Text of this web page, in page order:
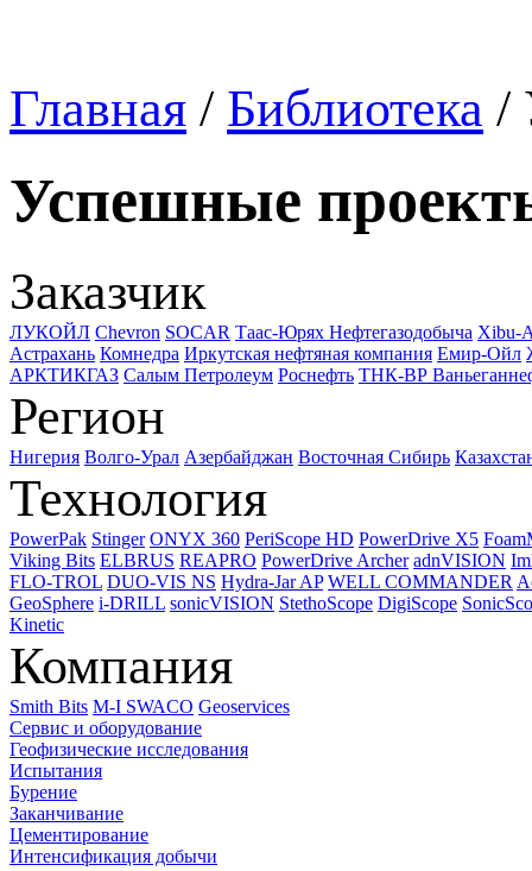
Главная / Библиотека /
Успешные
Заказчик
ЛУКОЙЛ Chevron SOCAR Таас-Юрях Нефтегазодобыча Xibu-
Астрахань Комнедра Иркутская нефтяная компания Емир-Ойл
АРКТИКГАЗ Салым Петролеум Роснефть ТНК-ВР
Регион
Нигерия Волго-Урал Азербайджан Восточная Сибирь
Технология
PowerPak Stinger ONYX 360 PeriScope HD PowerDrive X5
Viking Bits ELBRUS REAPRO PowerDrive Archer adnVISION
FLO-TROL DUO-VIS NS Hydra-Jar AP WELL COMMANDER
GeoSphere i-DRILL sonicVISION StethoScope DigiScope
Kinetic
Компания
Smith Bits M-I SWACO Geoservices
Сервис и оборудование
Геофизические исследования
Испытания
Бурение
Заканчивание
Цементирование
Интенсификация добычи